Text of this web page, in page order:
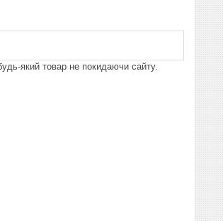
який товар не покидаючи сайту.